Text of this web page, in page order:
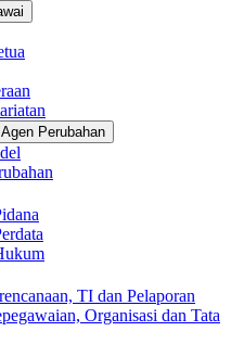
Perubahan
TI dan Pelaporan
Organisasi dan Tata